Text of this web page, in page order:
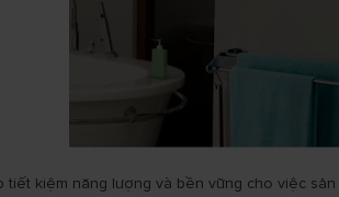
tiết kiệm năng lượng và bền vững cho việc